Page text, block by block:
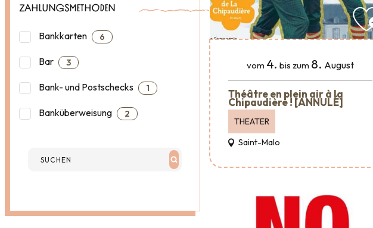
ZAHLUNGSMETHODEN
Bankkarten 6
Bar 3
Bank- und Postschecks 1
Banküberweisung 2
vom 4. bis zum 8. August
Théâtre en plein air à la
Chipaudière ! [ANNULÉ]
THEATER
Saint-Malo